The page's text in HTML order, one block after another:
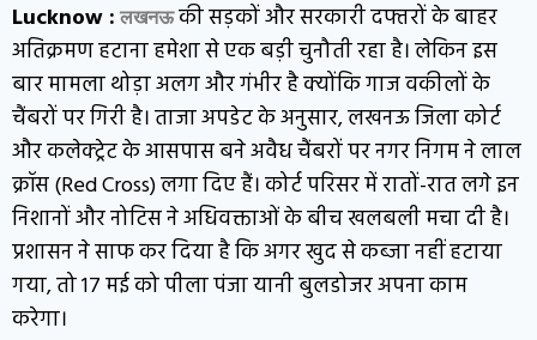
Lucknow : लखनऊकी सड़कों और सरकारी दफ्तरों के बाहर
अतिक्रमण हटाना हमेशा से एक बड़ी चुनौती रहा है। लेकिन इस
बार मामला थोड़ा अलग और गंभीर है क्योंकि गाज वकीलों के
चैंबरों पर गिरी है। ताजा अपडेट के अनुसार, लखनऊ जिला कोर्ट
और कलेक्ट्रेट के आसपास बने अवैध चैंबरों पर नगर निगम ने लाल
क्रॉस (Red Cross) लगा दिए हैं। कोर्ट परिसर में रातों-रात लगे इन
निशानों और नोटिस ने अधिवक्ताओं के बीच खलबली मचा दी है।
प्रशासन ने साफ कर दिया है कि अगर खुद से कब्जा नहीं हटाया
गया, तो 17 मई को पीला पंजा यानी बुलडोजर अपना काम
करेगा।